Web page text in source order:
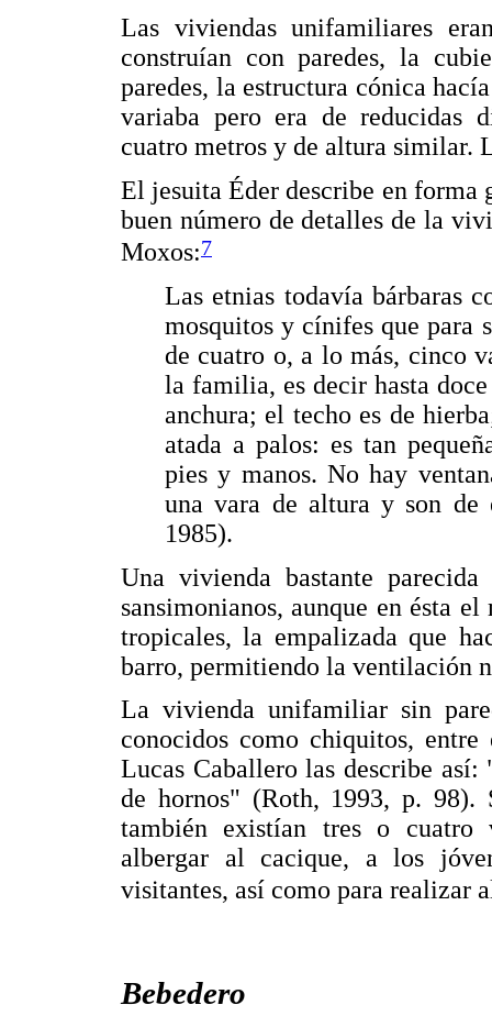
Las viviendas unifamiliares
construían con paredes, la
paredes, la estructura cónica
variaba pero era de reducidas
cuatro metros y de altura similar.
El jesuita Éder describe en forma
buen número de detalles de la
Moxos:7
Las etnias todavía bárbaras
mosquitos y cínifes que para
de cuatro o, a lo más, cinco
la familia, es decir hasta
anchura; el techo es de
atada a palos: es tan
pies y manos. No hay
una vara de altura y son de
1985).
Una vivienda bastante
sansimonianos, aunque en ésta
tropicales, la empalizada que
barro, permitiendo la ventilación
La vivienda unifamiliar sin
conocidos como chiquitos,
Lucas Caballero las describe así:
de hornos" (Roth, 1993, p. 98).
también existían tres o cuatro
albergar al cacique, a los
visitantes, así como para realizar
Bebedero